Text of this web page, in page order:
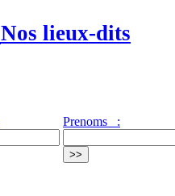
Nos lieux-dits
Prenoms :